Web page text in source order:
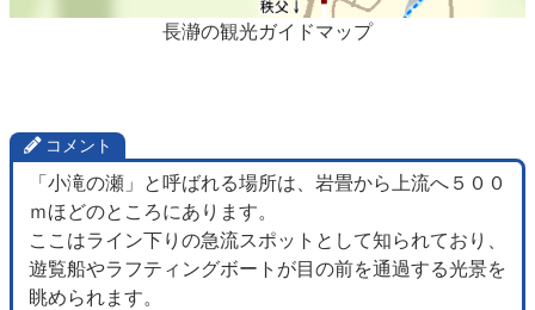
長瀞の観光ガイドマップ
コメント
「小滝の瀬」と呼ばれる場所は、岩畳から上流へ５００
ｍほどのところにあります。
ここはライン下りの急流スポットとして知られており、
遊覧船やラフティングボートが目の前を通過する光景を
眺められます。